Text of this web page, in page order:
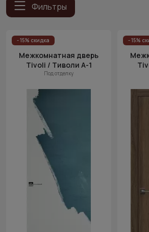
Фильтры
- 15% скидка
Межкомнатная дверь
Tivoli / Тиволи А-1
Под отделку
- 15%